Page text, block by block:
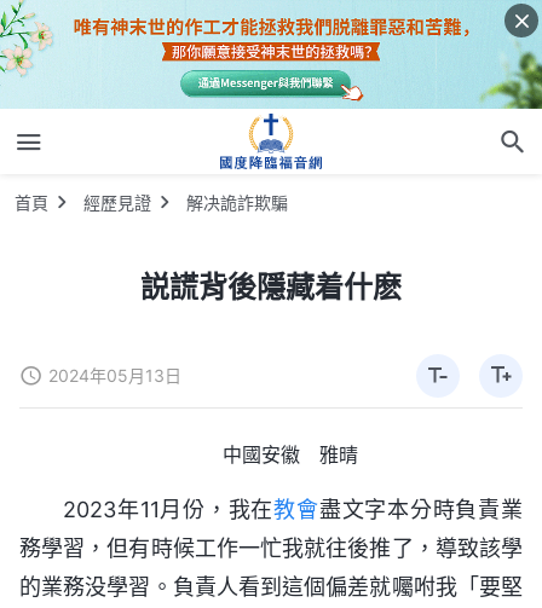
首頁 經歷見證 解决詭詐欺騙
説謊背後隱藏着什麽
2024年05月13日
中國安徽 雅晴
2023年11月份，我在教會盡文字本分時負責業
務學習，但有時候工作一忙我就往後推了，導致該學
的業務没學習。負責人看到這個偏差就囑咐我「要堅